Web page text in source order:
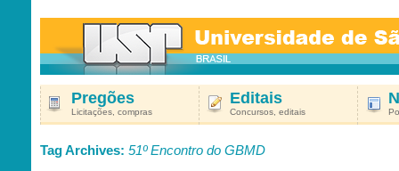
Pregões
Licitações, compras
Editais
Concursos, editais
Tag Archives: 51º Encontro do GBMD